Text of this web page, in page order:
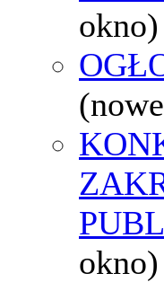
okno)
okno)